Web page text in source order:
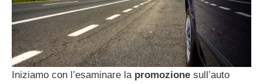
Iniziamo con l’esaminare la promozione sull’auto